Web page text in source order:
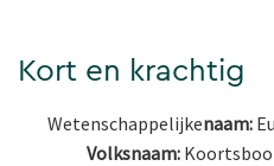
Kort en krachtig
Wetenschappelijkenaam:
Volksnaam: